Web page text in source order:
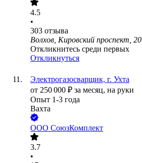
4.5
•
303 отзыва
Волхов, Кировский проспект, 20
Откликнитесь среди первых
Откликнуться
Электрогазосварщик, г. Ухта
от 250 000 ₽ за месяц, на руки
Опыт 1-3 года
Вахта
ООО СоюзКомплект
3.7
•